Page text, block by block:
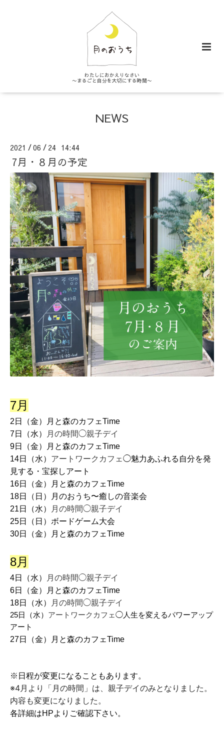
わたしにおかえりなさい
〜まるごと自分を大切にする時間〜
NEWS
2021 /06 / 24 14:44
7月・８月の予定
7月
2日（金）月と森のカフェTime
7日（水）
月の時間◯親子デイ
9日（金）月と森のカフェTime
14日（水） アートワークカフェ◯魅力あふれる自分を発
見する・宝探しアート
16日（金）月と森のカフェTime
18日（日）月のおうち〜癒しの音楽会
21日（水）
月の時間◯親子デイ
25日（日）ボードゲーム大会
30日（金）月と森のカフェTime
8月
4日（水）
月の時間◯親子デイ
6日（金）月と森のカフェTime
18日（水）
月の時間◯親子デイ
25日（水） アートワークカフェ◯人生を変えるパワーアップ
アート
27日（金）月と森のカフェTime
※日程が変更になることもあります。
※4月より「月の時間」は、親子デイのみとなりました。
内容も変更になりました。
各詳細はHPよりご確認下さい。